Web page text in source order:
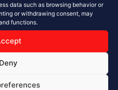
data such as browsing behavior or
or withdrawing consent, may
functions.
Deny
dispositivos y una
estamos listos para
sin importar las
volumen del proyecto.
en la seguridad, la
soluciones a